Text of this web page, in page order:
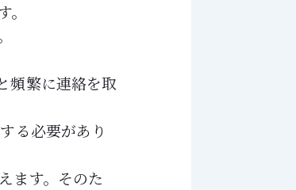
頻繁に連絡を取
る必要があり
ます。そのた